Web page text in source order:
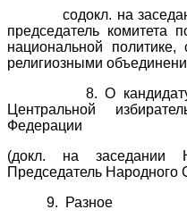
содокл. на
председатель комитета
национальной
религиозными
8. О кандидатуре
Центральной
Федерации
(докл. на
Председатель
9. Разное